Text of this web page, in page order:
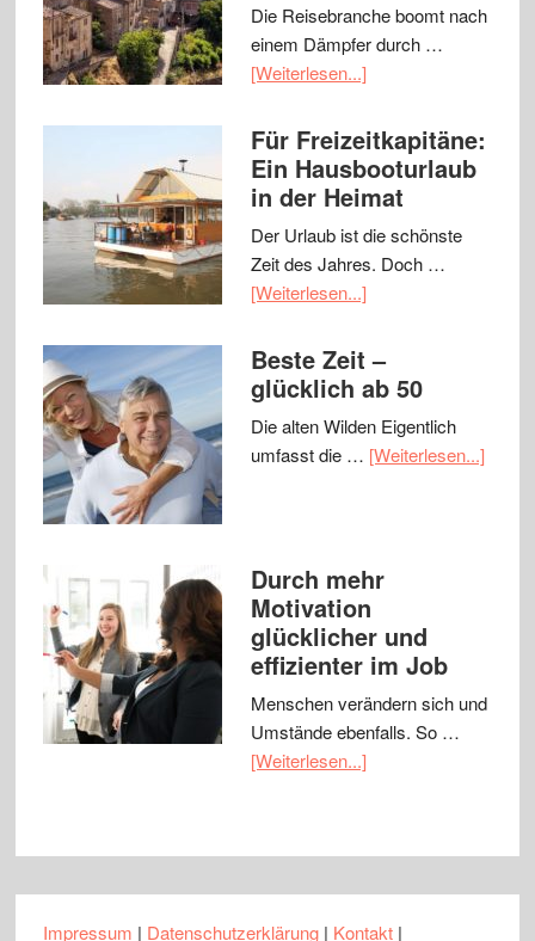
Die Reisebranche boomt nach
einem Dämpfer durch …
[Weiterlesen...]
Für Freizeitkapitäne:
Ein Hausbooturlaub
in der Heimat
Der Urlaub ist die schönste
Zeit des Jahres. Doch …
[Weiterlesen...]
Beste Zeit –
glücklich ab 50
Die alten Wilden Eigentlich
umfasst die … [Weiterlesen...]
Durch mehr
Motivation
glücklicher und
effizienter im Job
Menschen verändern sich und
Umstände ebenfalls. So …
[Weiterlesen...]
Impressum | Datenschutzerklärung| Kontakt|